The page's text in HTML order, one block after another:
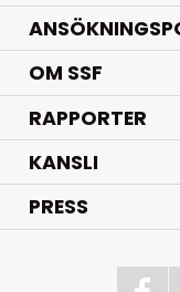
OM SSF
RAPPORTER
KANSLI
PRESS